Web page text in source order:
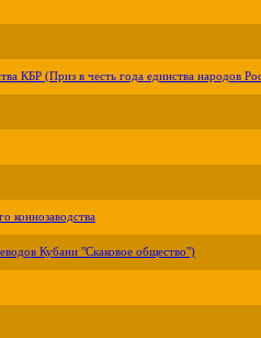
КБР (Приз в честь года единства народов
коннозаводства
Кубани "Скаковое общество")